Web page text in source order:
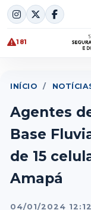
Skip
to
content
181
INÍCIO /
Agentes
Base
de 15
Amapá
04/01/2024 12:12